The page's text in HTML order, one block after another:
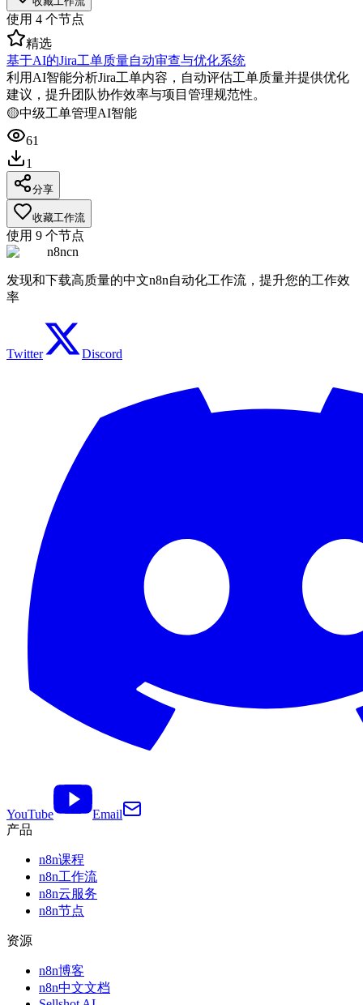
使用 4 个节点
精选
基于AI的Jira工单质量自动审查与优化系统
利用AI智能分析Jira工单内容，自动评估工单质量并提供优化
建议，提升团队协作效率与项目管理规范性。
🟡中级工单管理AI智能
61
1
分享
收藏工作流
使用 9 个节点
n8ncn
发现和下载高质量的中文n8n自动化工作流，提升您的工作效
率
Twitter Discord
YouTube
Email
产品
n8n课程
n8n工作流
n8n云服务
n8n节点
资源
n8n博客
n8n中文文档